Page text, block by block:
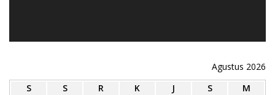
Agustus 2026
S
S R K J S
M